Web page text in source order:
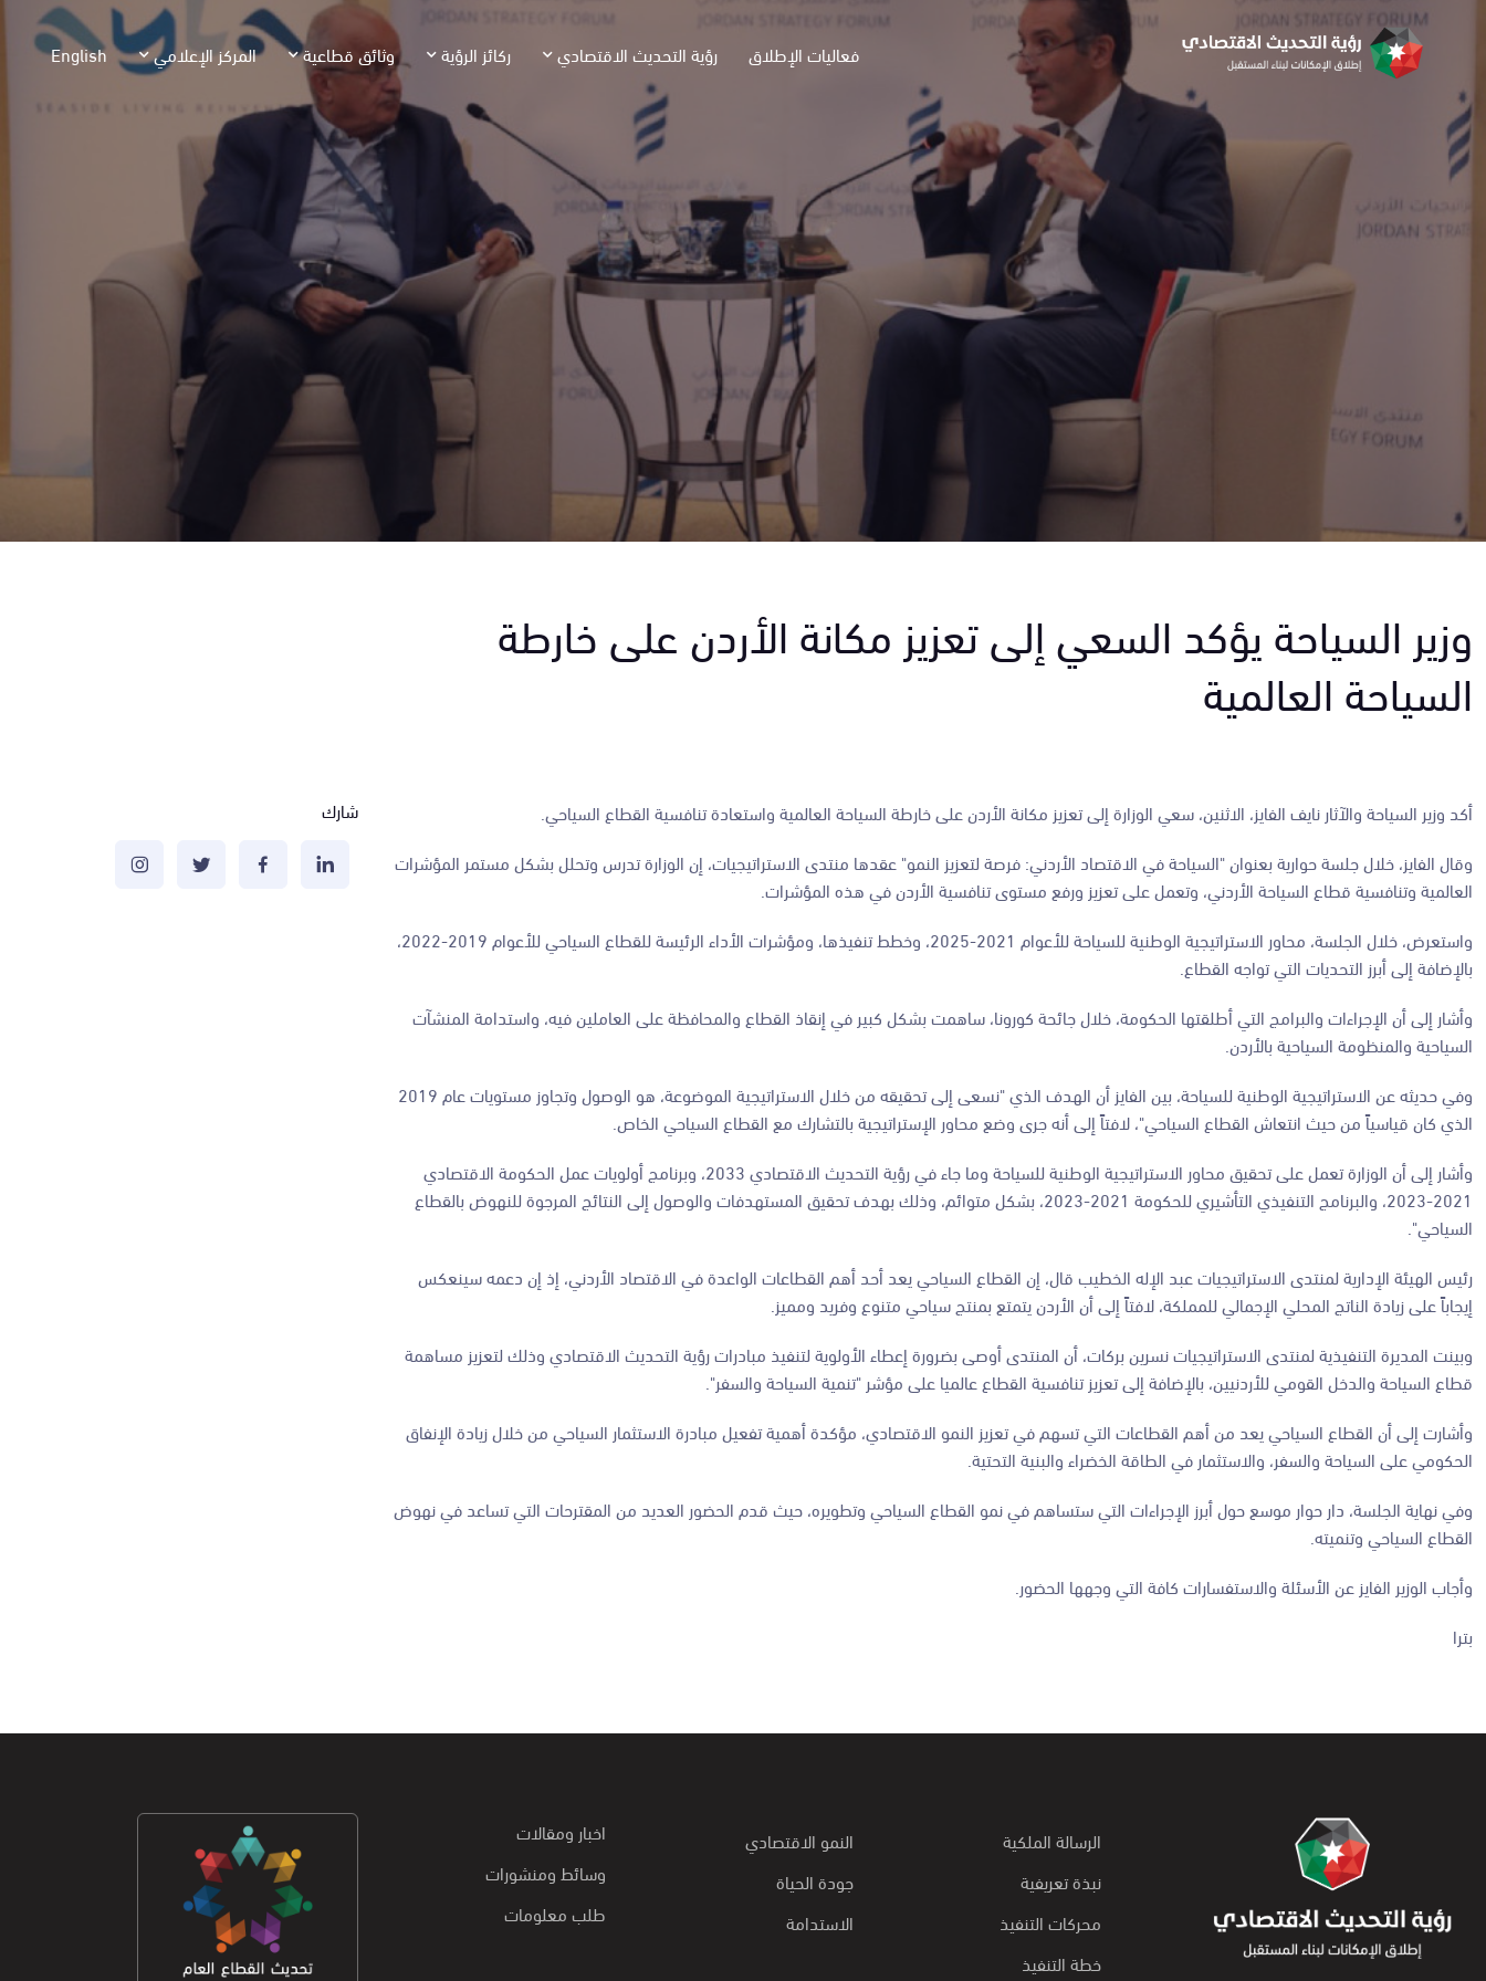
فعاليات الإطلاق رؤية التحديث الاقتصادي ركائز الرؤية وثائق قطاعية المركز الإعلامي English
وزير السياحة يؤكد السعي إلى تعزيز مكانة الأردن على خارطة
السياحة العالمية
أكد وزير السياحة والآثار نايف الفايز، الاثنين، سعي الوزارة إلى تعزيز مكانة الأردن على خارطة السياحة العالمية واستعادة تنافسية القطاع السياحي.
وقال الفايز، خلال جلسة حوارية بعنوان "السياحة في الاقتصاد الأردني: فرصة لتعزيز النمو" عقدها منتدى الاستراتيجيات، إن الوزارة تدرس وتحلل بشكل مستمر المؤشرات
العالمية وتنافسية قطاع السياحة الأردني، وتعمل على تعزيز ورفع مستوى تنافسية الأردن في هذه المؤشرات.
واستعرض، خلال الجلسة، محاور الاستراتيجية الوطنية للسياحة للأعوام 2021-2025، وخطط تنفيذها، ومؤشرات الأداء الرئيسة للقطاع السياحي للأعوام 2019-2022،
بالإضافة إلى أبرز التحديات التي تواجه القطاع.
وأشار إلى أن الإجراءات والبرامج التي أطلقتها الحكومة، خلال جائحة كورونا، ساهمت بشكل كبير في إنقاذ القطاع والمحافظة على العاملين فيه، واستدامة المنشآت
السياحية والمنظومة السياحية بالأردن.
وفي حديثه عن الاستراتيجية الوطنية للسياحة، بين الفايز أن الهدف الذي "نسعى إلى تحقيقه من خلال الاستراتيجية الموضوعة، هو الوصول وتجاوز مستويات عام 2019
الذي كان قياسياً من حيث انتعاش القطاع السياحي"، لافتاً إلى أنه جرى وضع محاور الإستراتيجية بالتشارك مع القطاع السياحي الخاص.
وأشار إلى أن الوزارة تعمل على تحقيق محاور الاستراتيجية الوطنية للسياحة وما جاء في رؤية التحديث الاقتصادي 2033، وبرنامج أولويات عمل الحكومة الاقتصادي
2021-2023، والبرنامج التنفيذي التأشيري للحكومة 2021-2023، بشكل متوائم، وذلك بهدف تحقيق المستهدفات والوصول إلى النتائج المرجوة للنهوض بالقطاع
السياحي".
رئيس الهيئة الإدارية لمنتدى الاستراتيجيات عبد الإله الخطيب قال، إن القطاع السياحي يعد أحد أهم القطاعات الواعدة في الاقتصاد الأردني، إذ إن دعمه سينعكس
إيجاباً على زيادة الناتج المحلي الإجمالي للمملكة، لافتاً إلى أن الأردن يتمتع بمنتج سياحي متنوع وفريد ومميز.
وبينت المديرة التنفيذية لمنتدى الاستراتيجيات نسرين بركات، أن المنتدى أوصى بضرورة إعطاء الأولوية لتنفيذ مبادرات رؤية التحديث الاقتصادي وذلك لتعزيز مساهمة
قطاع السياحة والدخل القومي للأردنيين، بالإضافة إلى تعزيز تنافسية القطاع عالميا على مؤشر "تنمية السياحة والسفر".
وأشارت إلى أن القطاع السياحي يعد من أهم القطاعات التي تسهم في تعزيز النمو الاقتصادي، مؤكدة أهمية تفعيل مبادرة الاستثمار السياحي من خلال زيادة الإنفاق
الحكومي على السياحة والسفر، والاستثمار في الطاقة الخضراء والبنية التحتية.
وفي نهاية الجلسة، دار حوار موسع حول أبرز الإجراءات التي ستساهم في نمو القطاع السياحي وتطويره، حيث قدم الحضور العديد من المقترحات التي تساعد في نهوض
القطاع السياحي وتنميته.
وأجاب الوزير الفايز عن الأسئلة والاستفسارات كافة التي وجهها الحضور.
بترا
شارك
الرسالة الملكية
نبذة تعريفية
محركات التنفيذ
خطة التنفيذ
النمو الاقتصادي
جودة الحياة
الاستدامة
اخبار ومقالات
وسائط ومنشورات
طلب معلومات